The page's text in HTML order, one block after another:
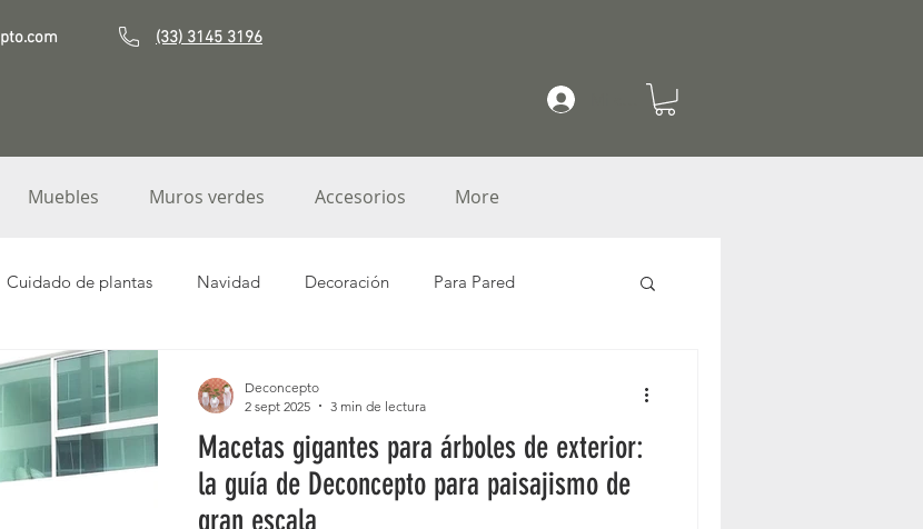
(33) 3145 3196
Mi cuenta
Muebles Muros verdes Accesorios More
Cuidado de plantas Navidad Decoración Para Pared
Vidrio Macetas de jardín
Noche buenas Decoración terrazas Macetas terrazas Platos base
Macetas gigantes para árboles de exterior:
la guía de Deconcepto para paisajismo de
gran escala
Deconcepto
2 sept 2025
3 min de lectura